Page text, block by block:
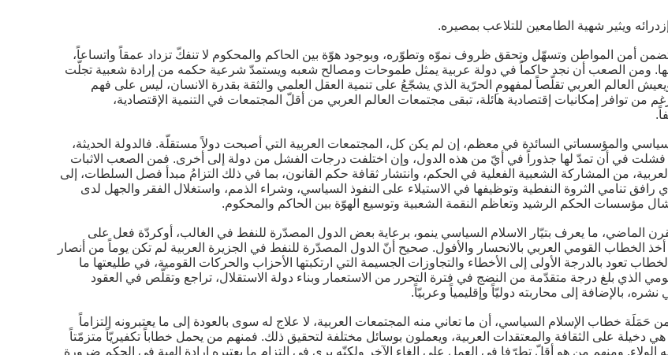
ويثير شهية الطامعين للتلاعب بمصيره.
أمن المواطن وتسهّل وتحقق ظروف نموّه وتطوّره، وبوجود هوّة بين الحاكم والمحكوم لا تنفكّ تزداد عمقاً واتساعاً،
ومن الصعب أن نجد حاكماً في دولة عربية يمثل طموحات ومصالح شعبه ويستمدّ شرعية حكمه من إرادة شعبية تجلّت
العالم العربي تقلّصاً لمفهومِ الحرّية الذي يشجّعُ على تنمية العقل العلمي والثقة بقدرة الانسان، ليس على فهم
توافر إمكانيات إقتصادية هائلة، تبقى مجتمعات العالم العربي من أقلّ المجتمعات في التنمية الإقتصادية،
والمؤسساتي السائدة في معظم، إن لم يكن كل، المجتمعات العربية التي أصبحت دولاً مستقلّة. فالدولة الحديثة،
قد فشلت في أن تمدّ لها جذوراً في أيّ من هذه الدول، وإن اختلفت درجات الفشل من دولة إلى أخرى. فمن الصعب الاثبات
من المشاركة الشعبية الفعلية في الحكم، وانتشار ثقافة حكم القانون، بما في ذلك التزامُ مبدأ فصل السلطات، إلى
تنامي الثروة النفطية وتوظيفها في الاستيلاء على النفوذ السياسي، وشراء الذمم، واستغلال الفقر والجهل لدى
مؤسسات الحكم الرشيد وتعاظم النقمة الشعبية وتوسيع الهوّة بين الحاكم والمحكوم.
الماضي، ما يعرف بتيّار الاسلام السياسي ينمو، برعاية بعض الدول المصدّرة للنفط في الغالب، أوكردّة فعل على
الخطاب القومي العربي بالانحسار والأفول. صحيح أنّ الدول المصدّرة للنفط في الجزيرة العربية لم تكن يوماً من أنصار
تعود بالدرجة الأولى إلى الأخطاء والتجاوزات الجسيمة التي ارتكبتها الأحزاب والحركات القومية، في طليعتها ما
الذي بلغ درجة متقدّمة من النضج في فترة التحرر من الاستعمار وبناء دولة الاستقلال، تراجع وتقلّص في العقود
بالإضافة إلى محاربته دوليّاً وإقليمياً وعربيّاً.
حَمَلَة خطاب الإسلام السياسي، أن ما تعاني منه المجتمعات العربية، لا علاج له سوى بالعودة إلى ما يعتبرونه إلتزاماً
هي دخيلة على الثقافة والمعتقدات العربية، ويعملون بوسائل مختلفة لتحقيق ذلك. فمنهم من يحمل خطاباً تكفيريّاً متزمّتاً
ومنهم من هو أقلّ تطرّفا في العمل على إلغاء الآخر ولكنّه يرى في التزام ما يعتبره إرادة إلهية في الحكم ضرورة